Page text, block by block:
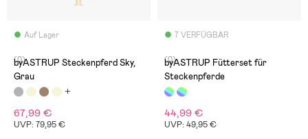
Auf Lager
(0)
byASTRUP Steckenpferd Sky,
Grau
67,99 €
UVP: 79,95 €
7 VERFÜGBAR
(0)
byASTRUP Fütterset für
Steckenpferde
44,99 €
UVP: 49,95 €